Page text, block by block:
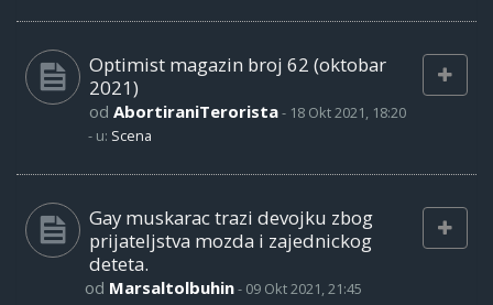
Optimist magazin broj 62 (oktobar
2021)
od AbortiraniTerorista- 18 Okt 2021, 18:20
- u: Scena
Gay muskarac trazi devojku zbog
prijateljstva mozda i zajednickog
deteta.
od Marsaltolbuhin- 09 Okt 2021, 21:45